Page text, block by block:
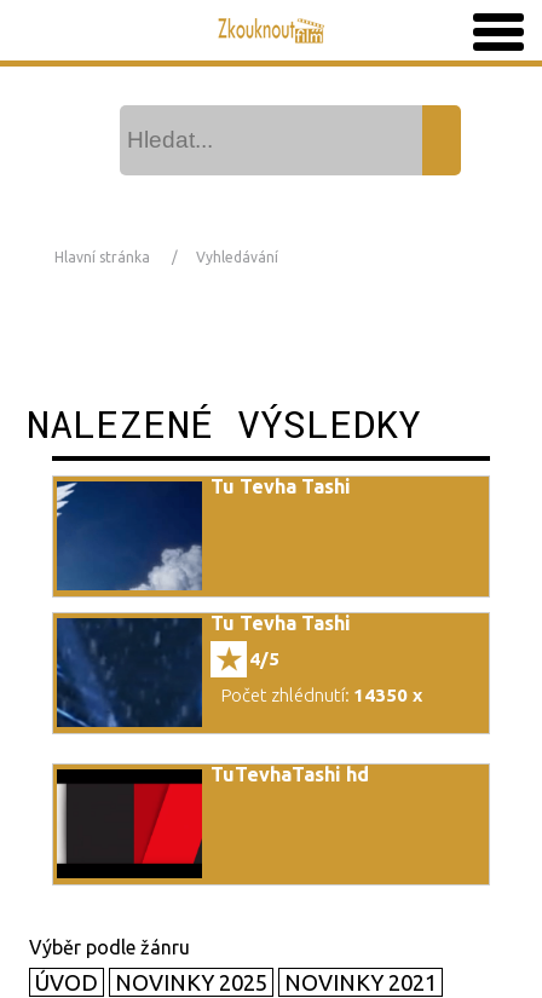
Hlavní stránka Vyhledávání
NALEZENÉ VÝSLEDKY
Tu Tevha Tashi
Tu Tevha Tashi
4/5
Počet zhlédnutí: 14350 x
TuTevhaTashi hd
ÚVOD NOVINKY 2025
NOVINKY 2021